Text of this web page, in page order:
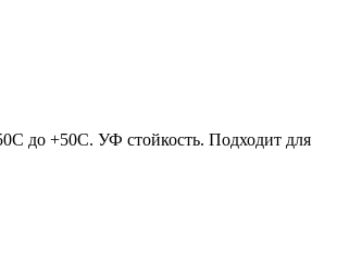
до +50С. УФ стойкость. Подходит для